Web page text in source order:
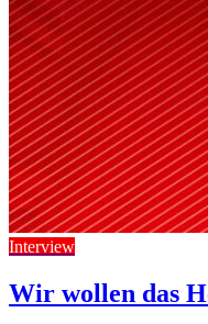
Interview
Wir wollen das